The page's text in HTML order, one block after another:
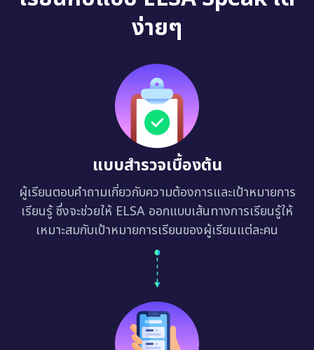
ง่ายๆ
แบบสำรวจเบื้องต้น
ผู้เรียนตอบคำถามเกี่ยวกับความต้องการและเป้าหมายการ
เรียนรู้ ซึ่งจะช่วยให้ ELSA ออกแบบเส้นทางการเรียนรู้ให้
เหมาะสมกับเป้าหมายการเรียนของผู้เรียนแต่ละคน